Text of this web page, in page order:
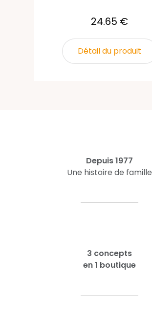
24.65 €
Détail du produit
Depuis 1977
Une histoire de famille
3 concepts
en 1 boutique